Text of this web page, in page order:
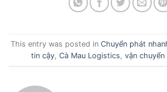
This entry was posted in Chuyển phát
tin cậy, Cà Mau Logistics vận chuyển